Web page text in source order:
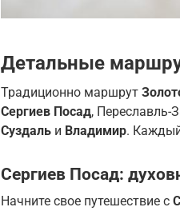
Детальные
Традиционно маршрут
Сергиев Посад, Переславль-
Суздаль и Владимир.
Сергиев Посад:
Начните свое путешествие с